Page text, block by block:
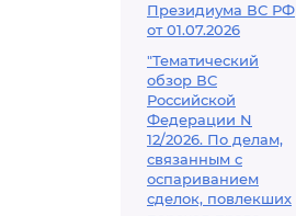
Президиума ВС РФ
от 01.07.2026
"Тематический
обзор ВС
Российской
Федерации N
12/2026. По делам,
связанным с
оспариванием
сделок, повлекших